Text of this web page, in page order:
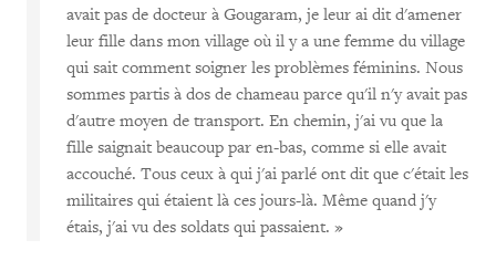
avait pas de docteur à Gougaram, je leur ai dit d'amener
leur fille dans mon village où il y a une femme du village
qui sait comment soigner les problèmes féminins. Nous
sommes partis à dos de chameau parce qu'il n'y avait pas
d'autre moyen de transport. En chemin, j'ai vu que la
fille saignait beaucoup par en-bas, comme si elle avait
accouché. Tous ceux à qui j'ai parlé ont dit que c'était les
militaires qui étaient là ces jours-là. Même quand j'y
étais, j'ai vu des soldats qui passaient. »